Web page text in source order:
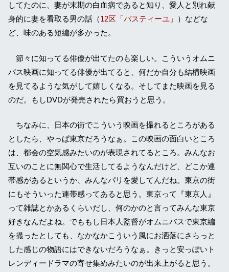
してたのに、妻が末期の白血病であると知り、愛人と別れ献
身的に妻を看取る男の話（12区「バスティーユ」
）などな
ど、味のある短編が多かった。
節々に知ってる俳優が出てたのも楽しい。こういうオムニ
バス映画に知ってる俳優が出てると、何だか自分も結構映画
を見てるような気がして嬉しくなる。そしてまた映画を見る
のだ。もしDVDが発売されたら買おうと思う。
ちなみに、日本の街でこういう映画を撮れるところがある
としたら、やっぱ東京だろうなぁ。この映画の面白いところ
は、都会の空気感みたいのが表現されてるところ。みんなお
互いのことに無関心で生活してるようなんだけど、どこか連
帯感があるというか、みんなパリを愛してんだね。東京の街
にもそういった連帯感ってあると思う。東京って『東京人』
って雑誌とかあるくらいだし、何のかのと言ってみんな東京
好きなんだよね。でももし日本人監督がオムニバスで東京編
を撮ったとしても、なかなかこういう風にお洒落にさらっと
した感じの物語にはできないだろうなぁ。きっと安っぽいト
レンディードラマの寄せ集めみたいのが出来上がると思う。